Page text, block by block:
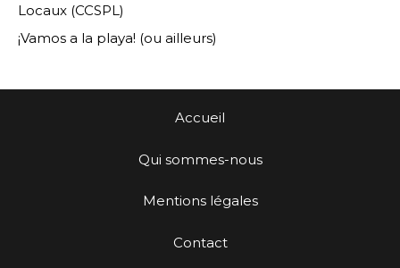
Locaux (CCSPL)
¡Vamos a la playa! (ou ailleurs)
Accueil
Qui sommes-nous
Mentions légales
Contact